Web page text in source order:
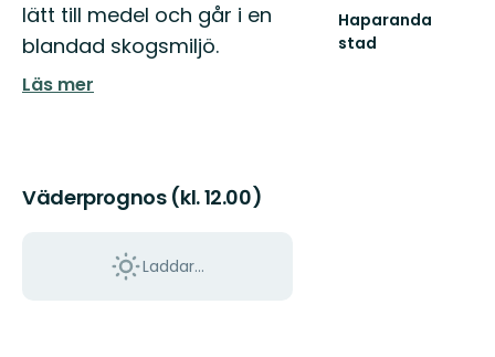
lätt till medel och går i en
blandad skogsmiljö.
Läs mer
Väderprognos (kl. 12.00)
Laddar...
Haparanda
stad